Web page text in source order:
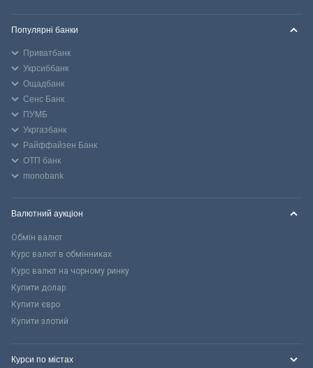
Популярні банки
Приватбанк
Укрсиббанк
Ощадбанк
Сенс Банк
ПУМБ
Укргазбанк
Райффайзен Банк
ОТП банк
monobank
Валютний аукціон
Обмін валют
Курс валют в обмінниках
Курс валют на чорному ринку
Купити долар
Купити євро
Купити злотий
Курси по містах